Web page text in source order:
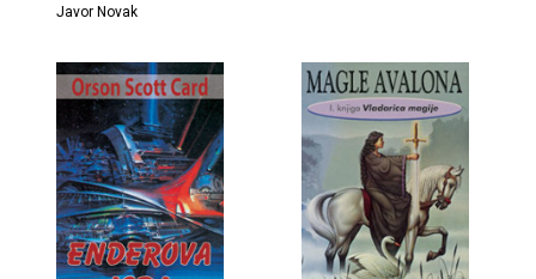
Javor Novak